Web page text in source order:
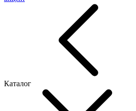
Каталог